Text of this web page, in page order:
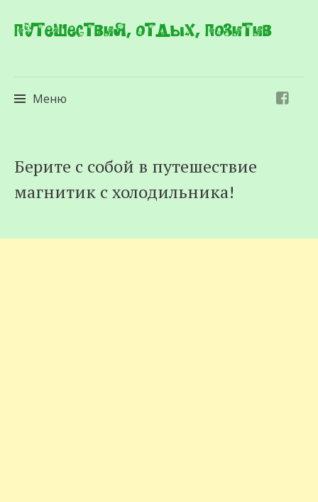
Путешествия, отдых, позитив
Меню
к
содержимому
Берите с собой в путешествие
магнитик с холодильника!